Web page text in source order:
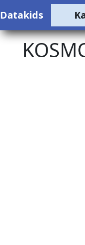
Datakids